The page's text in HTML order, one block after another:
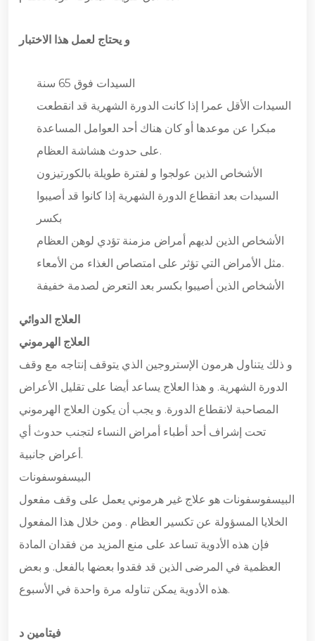
و يحتاج لعمل هذا الاختبار
السيدات فوق 65 سنة
السيدات الأقل عمرا إذا كانت الدورة الشهرية قد انقطعت
مبكرا عن موعدها أو كان هناك أحد العوامل المساعدة
على حدوث هشاشة العظام.
الأشخاص الذين عولجوا و لفترة طويلة بالكورتيزون
السيدات بعد انقطاع الدورة الشهرية إذا كانوا قد أصيبوا
بكسر
الأشخاص الذين لديهم أمراض مزمنة تؤدي لوهن العظام
مثل الأمراض التي تؤثر على امتصاص الغذاء من الأمعاء.
الأشخاص الذين أصيبوا بكسر بعد التعرض لصدمة خفيفة
العلاج الدوائي
العلاج الهرموني
و ذلك يتناول هرمون الإستروجين الذي يتوقف إنتاجه مع وقف
الدورة الشهرية. و هذا العلاج يساعد أيضا على تقليل الأعراض
المصاحبة لانقطاع الدورة. و يجب أن يكون العلاج الهرموني
تحت إشراف أحد أطباء أمراض النساء لتجنب حدوث أي
أعراض جانبية.
البيسفوسفونات
البيسفوسفونات هو علاج غير هرموني يعمل على وقف مفعول
الخلايا المسؤولة عن تكسير العظام . ومن خلال هذا المفعول
فإن هذه الأدوية تساعد على منع المزيد من فقدان المادة
العظمية في المرضى الذين قد فقدوا بعضها بالفعل. و بعض
هذه الأدوية يمكن تناوله مرة واحدة في الأسبوع.
فيتامين د